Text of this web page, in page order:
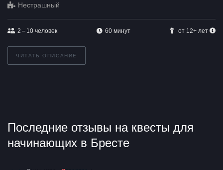
Нестрашный
2 – 10 человек 60 минут от 12+ лет
ЧИТАТЬ ОПИСАНИЕ
Последние отзывы на квесты для
начинающих в Бресте